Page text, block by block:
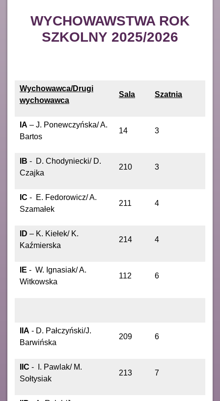
WYCHOWAWSTWA ROK
SZKOLNY 2025/2026
Wychowawca/Drugi
wychowawca
Sala Szatnia
IA – J. Ponewczyńska/ A.
Bartos
14 3
IB - D. Chodyniecki/ D.
Czajka
210 3
IC - E. Fedorowicz/ A.
Szamałek
211 4
ID – K. Kiełek/ K.
Kaźmierska
214 4
IE - W. Ignasiak/ A.
Witkowska
112 6
IIA - D. Pałczyński/J.
Barwińska
209 6
IIC - I. Pawlak/ M.
Sołtysiak
213 7